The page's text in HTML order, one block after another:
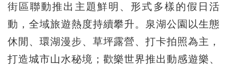
街區聯動推出主題鮮明、形式多樣的假日活
動，全域旅遊熱度持續攀升。泉湖公園以生態
休閒、環湖漫步、草坪露營、打卡拍照為主，
打造城市山水秘境；歡樂世界推出動感遊樂、